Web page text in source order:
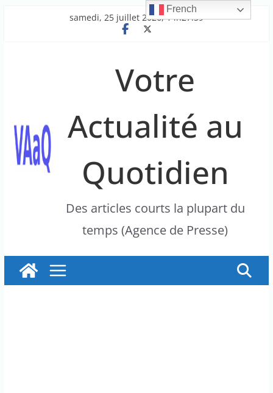
samedi, 25 juillet 2026, 14h27:59
Votre
Actualité au
Quotidien
Des articles courts la plupart du
temps (Agence de Presse)
French